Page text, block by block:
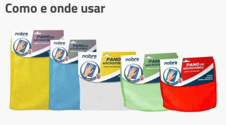
Como e onde usar